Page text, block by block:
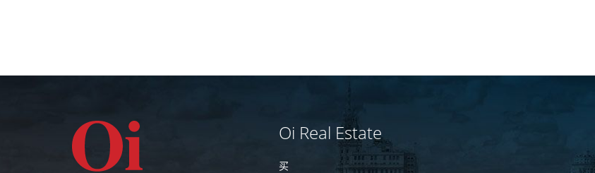
Oi Real Estate
买